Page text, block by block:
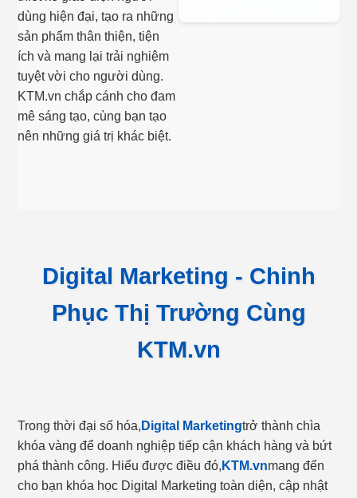
dùng hiện đại, tạo ra những
sản phẩm thân thiện, tiện
ích và mang lại trải nghiệm
tuyệt vời cho người dùng.
KTM.vn chắp cánh cho đam
mê sáng tạo, cùng bạn tạo
nên những giá trị khác biệt.
Digital Marketing - Chinh
Phục Thị Trường Cùng
KTM.vn
Trong thời đại số hóa, Digital Marketingtrở thành chìa
khóa vàng để doanh nghiệp tiếp cận khách hàng và bứt
phá thành công. Hiểu được điều đó, KTM.vnmang đến
cho bạn khóa học Digital Marketing toàn diện, cập nhật